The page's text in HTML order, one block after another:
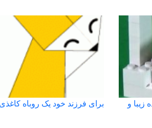
و
برای فرزند خود یک روباه